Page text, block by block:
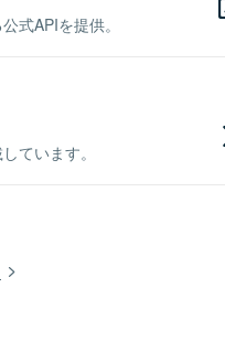
式APIを提供。
ています。